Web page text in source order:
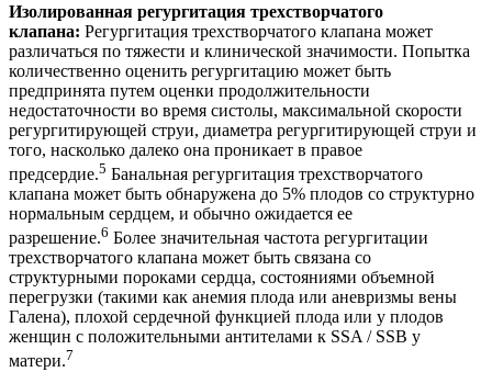
Изолированная регургитация трехстворчатого
клапана: Регургитация трехстворчатого клапана может
различаться по тяжести и клинической значимости. Попытка
количественно оценить регургитацию может быть
предпринята путем оценки продолжительности
недостаточности во время систолы, максимальной скорости
регургитирующей струи, диаметра регургитирующей струи и
того, насколько далеко она проникает в правое
предсердие.5 Банальная регургитация трехстворчатого
клапана может быть обнаружена до 5% плодов со структурно
нормальным сердцем, и обычно ожидается ее
разрешение.6 Более значительная частота регургитации
трехстворчатого клапана может быть связана со
структурными пороками сердца, состояниями объемной
перегрузки (такими как анемия плода или аневризмы вены
Галена), плохой сердечной функцией плода или у плодов
женщин с положительными антителами к SSA / SSB у
матери.7